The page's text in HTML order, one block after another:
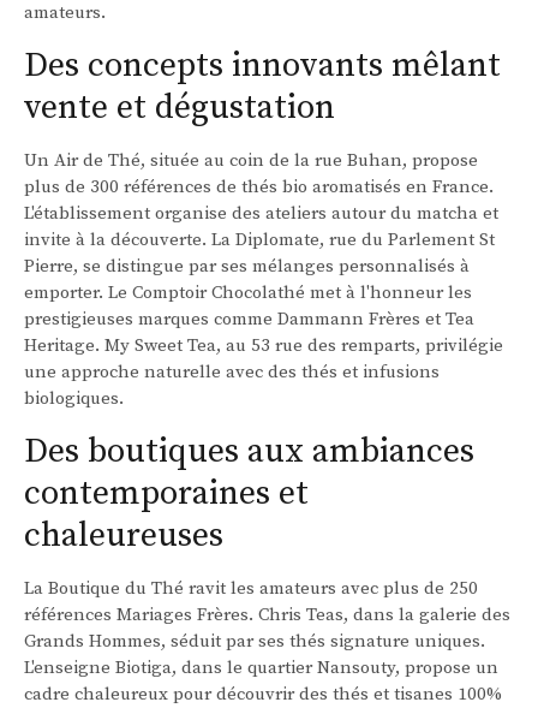
amateurs.
Des concepts innovants mêlant
vente et dégustation
Un Air de Thé, située au coin de la rue Buhan, propose
plus de 300 références de thés bio aromatisés en France.
L'établissement organise des ateliers autour du matcha et
invite à la découverte. La Diplomate, rue du Parlement St
Pierre, se distingue par ses mélanges personnalisés à
emporter. Le Comptoir Chocolathé met à l'honneur les
prestigieuses marques comme Dammann Frères et Tea
Heritage. My Sweet Tea, au 53 rue des remparts, privilégie
une approche naturelle avec des thés et infusions
biologiques.
Des boutiques aux ambiances
contemporaines et
chaleureuses
La Boutique du Thé ravit les amateurs avec plus de 250
références Mariages Frères. Chris Teas, dans la galerie des
Grands Hommes, séduit par ses thés signature uniques.
L'enseigne Biotiga, dans le quartier Nansouty, propose un
cadre chaleureux pour découvrir des thés et tisanes 100%